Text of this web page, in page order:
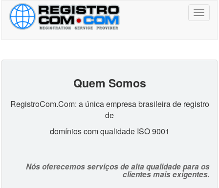
Toggle
Quem Somos
RegistroCom.Com: a única empresa brasileira de registro
de
domínios com qualidade ISO 9001
Nós oferecemos serviços de alta qualidade para os
clientes mais exigentes.